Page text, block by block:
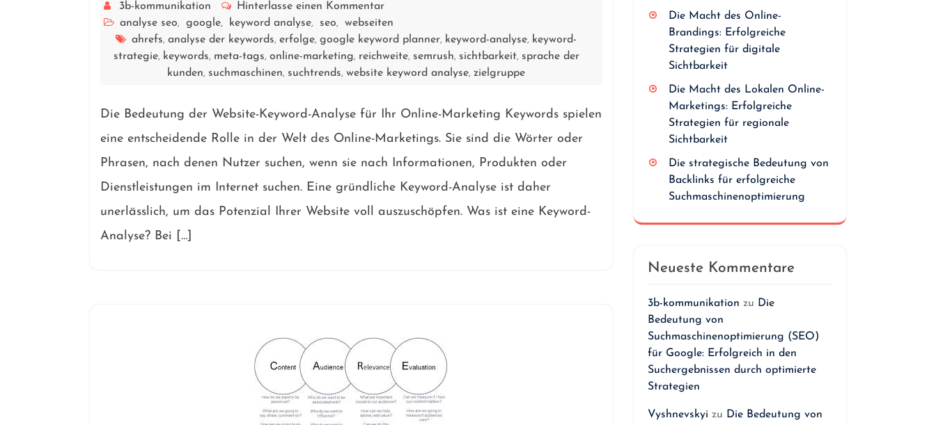
3b-kommunikation
Hinterlasse einen Kommentar
analyse seo, google, keyword analyse, seo,
webseiten
ahrefs,analyse der keywords,erfolge,google keyword planner, keyword-analyse, keyword-
strategie, keywords, meta-tags, online-marketing, reichweite, semrush, sichtbarkeit, sprache der
kunden, suchmaschinen, suchtrends,website keyword analyse,zielgruppe
Die Bedeutung der Website-Keyword-Analyse für Ihr Online-Marketing Keywords spielen
eine entscheidende Rolle in der Welt des Online-Marketings. Sie sind die Wörter oder
Phrasen, nach denen Nutzer suchen, wenn sie nach Informationen, Produkten oder
Dienstleistungen im Internet suchen. Eine gründliche Keyword-Analyse ist daher
unerlässlich, um das Potenzial Ihrer Website voll auszuschöpfen. Was ist eine Keyword-
Analyse? Bei […]
Die Macht des Online-
Brandings: Erfolgreiche
Strategien für digitale
Sichtbarkeit
Die Macht des Lokalen Online-
Marketings: Erfolgreiche
Strategien für regionale
Sichtbarkeit
Die strategische Bedeutung von
Backlinks für erfolgreiche
Suchmaschinenoptimierung
Neueste Kommentare
3b-kommunikation zu Die
Bedeutung von
Suchmaschinenoptimierung (SEO)
für Google: Erfolgreich in den
Suchergebnissen durch optimierte
Strategien
Vyshnevskyi zu Die Bedeutung von